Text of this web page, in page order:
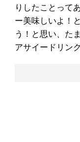
りしたことって
ー美味しいよ！
う！と思い、た
アサイードリン